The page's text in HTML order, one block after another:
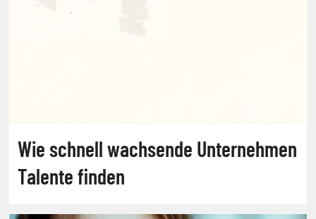
Wie schnell wachsende Unternehmen
Talente finden